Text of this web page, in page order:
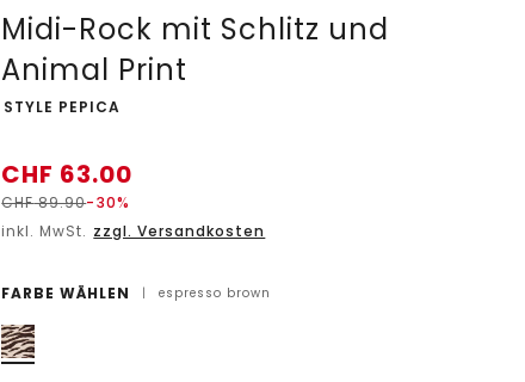
Midi-Rock mit Schlitz und
Animal Print
-
STYLE PEPICA
CHF 63.00
CHF89.90-30%
inkl. MwSt. zzgl. Versandkosten
FARBE WÄHLEN | espresso brown